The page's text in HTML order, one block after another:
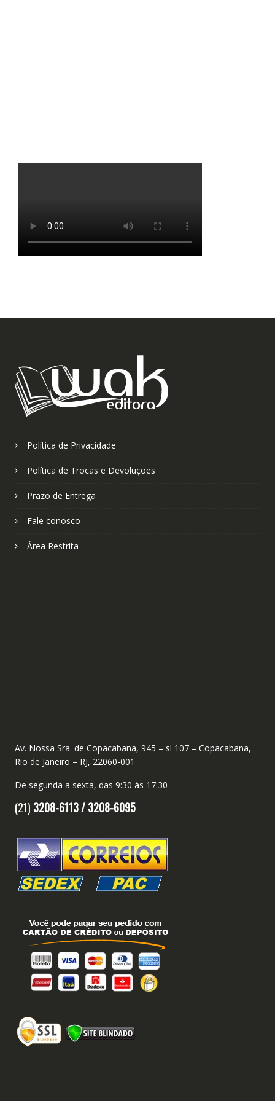
Política de Privacidade
Política de Trocas e Devoluções
Prazo de Entrega
Fale conosco
Área Restrita
Av. Nossa Sra. de Copacabana, 945 – sl 107 – Copacabana,
Rio de Janeiro – RJ, 22060-001
De segunda a sexta, das 9:30 às 17:30
(21) 3208-6113 /3208-6095